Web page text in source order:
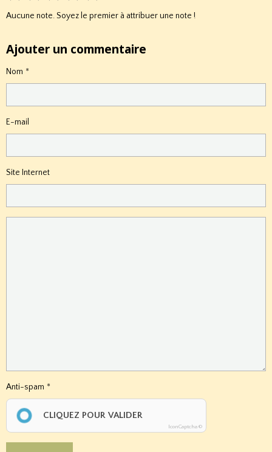
Aucune note. Soyez le premier à attribuer une note !
Ajouter un commentaire
Nom
E-mail
Site Internet
Anti-spam
CLIQUEZ POUR VALIDER
IconCaptcha ©